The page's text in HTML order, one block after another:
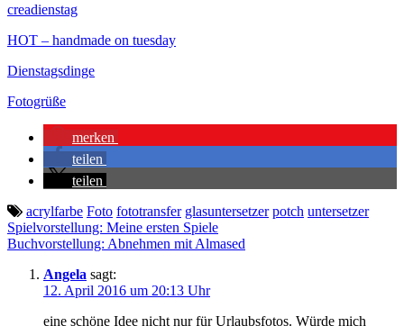
creadienstag
HOT – handmade on tuesday
Dienstagsdinge
Fotogrüße
merken
teilen
teilen
acrylfarbe Foto fototransfer glasuntersetzer potch untersetzer
Beitragsnavigation
Spielvorstellung: Meine ersten Spiele
Buchvorstellung: Abnehmen mit Almased
Angela sagt:
12. April 2016 um 20:13 Uhr
eine schöne Idee nicht nur für Urlaubsfotos. Würde mich